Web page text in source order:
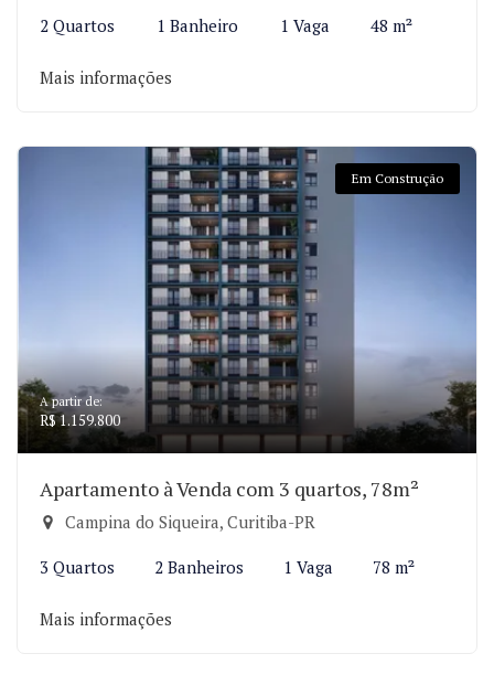
2 Quartos 1 Banheiro 1 Vaga 48 m²
Mais informações
Em Construção
A partir de:
R$ 1.159.800
Apartamento à Venda com 3 quartos, 78m²
Campina do Siqueira, Curitiba-PR
3 Quartos 2 Banheiros 1 Vaga 78 m²
Mais informações